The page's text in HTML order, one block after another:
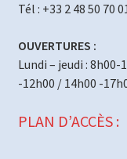
Tél : +33 2 48 50 70
OUVERTURES :
Lundi – jeudi : 8h00-
-12h00 / 14h00 -
PLAN D’ACCÈS :